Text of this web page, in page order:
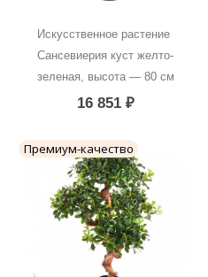
Искусственное растение
Сансевиерия куст желто-
зеленая, высота — 80 см
16 851 ₽
Премиум-качество